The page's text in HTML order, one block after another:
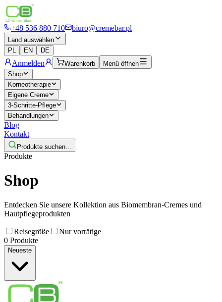
+48 536 880 710 biuro@cremebar.pl
Land auswählen
PL
EN DE
Anmelden Warenkorb
Menü öffnen
Shop
Korneotherapie
Eigene Creme
3-Schritte-Pflege
Behandlungen
Blog
Kontakt
Produkte suchen...
Produkte
Shop
Entdecken Sie unsere Kollektion aus Biomembran-Cremes und
Hautpflegeprodukten
Reisegröße
Nur vorrätige
0 Produkte
Neueste